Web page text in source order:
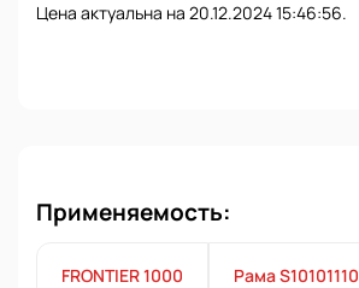
Цена актуальна на 20.12.2024 15:46:56.
Применяемость:
FRONTIER 1000 Рама S10101110